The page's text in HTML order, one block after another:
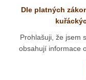
23. 03. 2024
Dle platných
Prohlašuji, že jsem
obsahují informace